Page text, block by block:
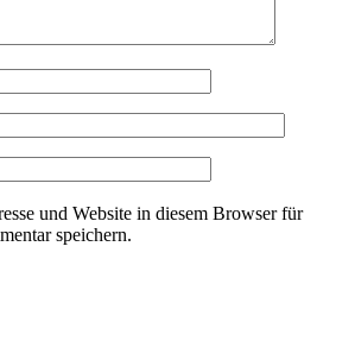
und Website in diesem Browser für
speichern.